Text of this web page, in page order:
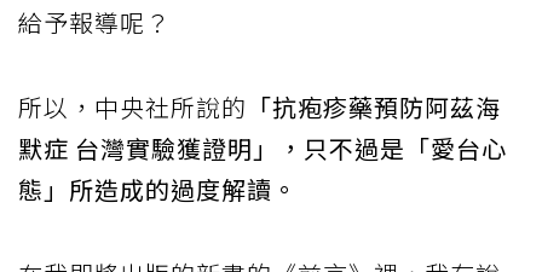
給予報導呢？
所以，中央社所說的 「抗疱疹藥預防阿茲海
默症 台灣實驗獲證明」，只不過是「愛台心
態」所造成的過度解讀。